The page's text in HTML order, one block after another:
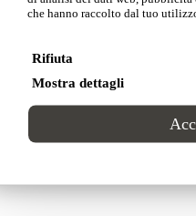
che hanno raccolto dal tuo
Rifiuta
Mostra dettagli